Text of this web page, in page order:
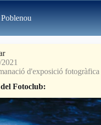
d'exposició fotogràfica
Fotoclub: